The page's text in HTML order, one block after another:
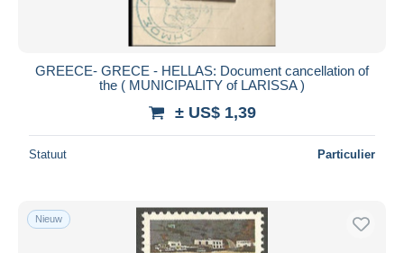
GREECE- GRECE - HELLAS: Document cancellation of
the ( MUNICIPALITY of LARISSA )
± US$ 1,39
Statuut Particulier
Nieuw